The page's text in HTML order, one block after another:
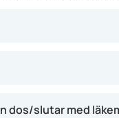
dos/slutar med